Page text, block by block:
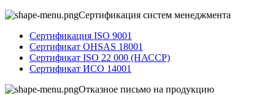
Сертификация систем менеджмента
Сертификация ISO 9001
Сертификат OHSAS 18001
Сертификат ISO 22 000 (НАССР)
Сертификат ИСО 14001
Отказное письмо на продукцию